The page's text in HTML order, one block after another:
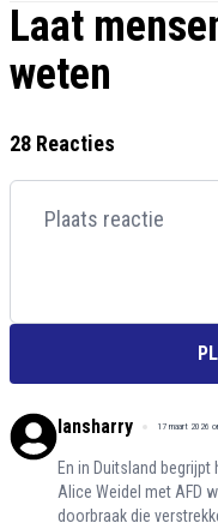
Laat
weten
28 Reacties
lansharry 17 maart 2026
En in Duitsland
Alice Weidel met AFD
doorbraak die